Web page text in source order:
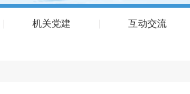
机关党建 互动交流